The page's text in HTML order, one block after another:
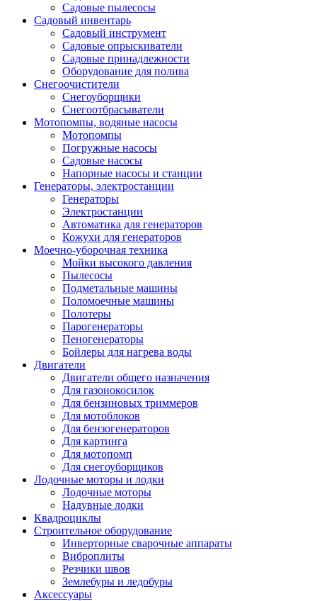
Садовые пылесосы
Садовый инвентарь
Садовый инструмент
Садовые опрыскиватели
Садовые принадлежности
Оборудование для полива
Снегоочистители
Снегоуборщики
Снегоотбрасыватели
Мотопомпы, водяные насосы
Мотопомпы
Погружные насосы
Садовые насосы
Напорные насосы и станции
Генераторы, электростанции
Генераторы
Электростанции
Автоматика для генераторов
Кожухи для генераторов
Моечно-уборочная техника
Мойки высокого давления
Пылесосы
Подметальные машины
Поломоечные машины
Полотеры
Парогенераторы
Пеногенераторы
Бойлеры для нагрева воды
Двигатели
Двигатели общего назначения
Для газонокосилок
Для бензиновых триммеров
Для мотоблоков
Для бензогенераторов
Для картинга
Для мотопомп
Для снегоуборщиков
Лодочные моторы и лодки
Лодочные моторы
Надувные лодки
Квадроциклы
Строительное оборудование
Инверторные сварочные аппараты
Виброплиты
Резчики швов
Землебуры и ледобуры
Аксессуары